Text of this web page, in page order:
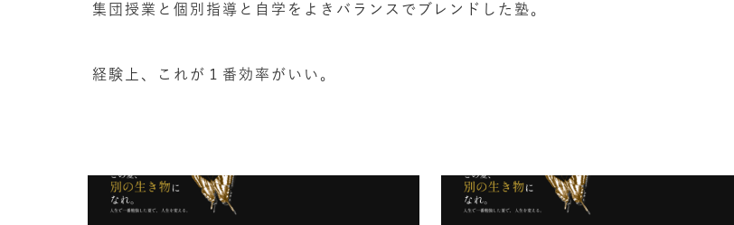
集団授業と個別指導と自学をよきバランスでブレンドした塾。
経験上、これが１番効率がいい。